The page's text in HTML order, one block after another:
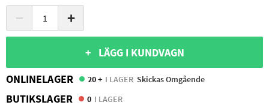
− +
+ LÄGG I KUNDVAGN
ONLINELAGER
20 + I LAGER Skickas Omgående
BUTIKSLAGER 0 I LAGER